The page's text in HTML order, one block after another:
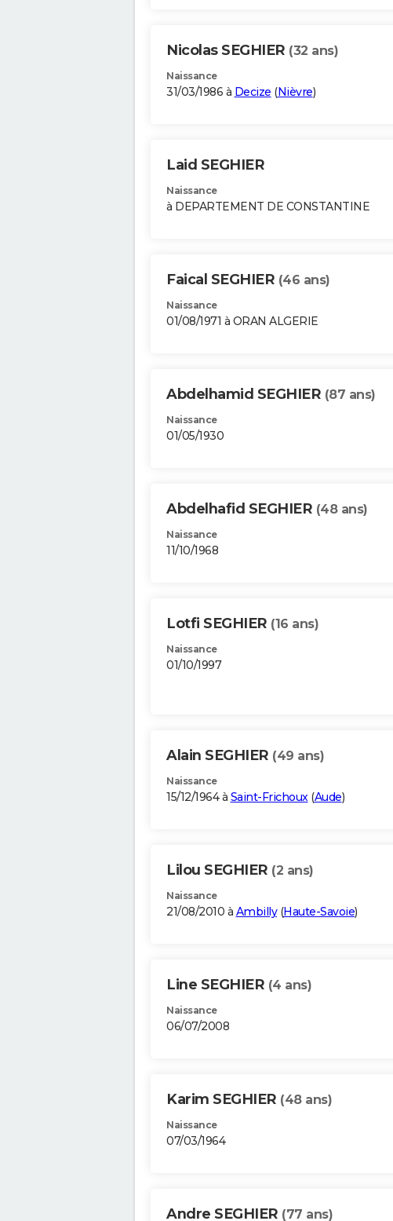
Nicolas SEGHIER (32 ans)
Naissance
31/03/1986 à Decize (Nièvre)
Laid SEGHIER
Naissance
à DEPARTEMENT DE CONSTANTINE
Faical SEGHIER (46 ans)
Naissance
01/08/1971 à ORAN ALGERIE
Abdelhamid SEGHIER (87 ans)
Naissance
01/05/1930
Abdelhafid SEGHIER (48 ans)
Naissance
11/10/1968
Lotfi SEGHIER (16 ans)
Naissance
01/10/1997
Alain SEGHIER (49 ans)
Naissance
15/12/1964 à Saint-Frichoux(Aude)
Lilou SEGHIER (2 ans)
Naissance
21/08/2010 à Ambilly(Haute-Savoie)
Line SEGHIER (4 ans)
Naissance
06/07/2008
Karim SEGHIER (48 ans)
Naissance
07/03/1964
Andre SEGHIER (77 ans)